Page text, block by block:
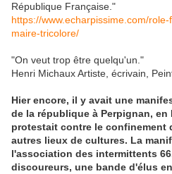
République Française."
https://www.echarpissime.com/
maire-tricolore/
"On veut trop être quelqu'un."
Henri MichauxArtiste, écrivain,
Hier encore, il y avait une
de la république à Perpignan,
protestait contre le confinement
autres lieux de cultures. La
l'association des intermittents
discoureurs, une bande d'élus